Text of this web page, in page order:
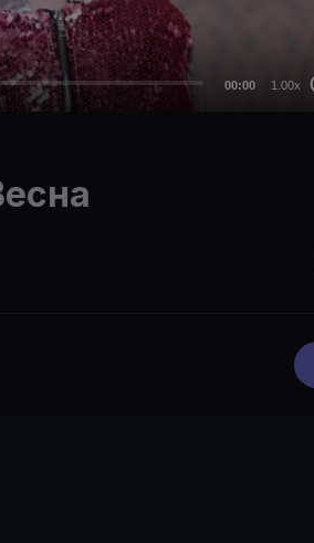
00:00 1.00x